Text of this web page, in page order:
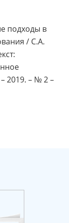
подходы в
/ С.А.
2019. – № 2 –